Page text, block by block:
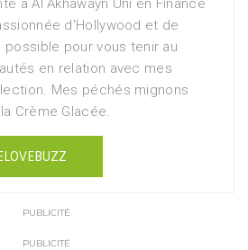
d'Hollywood et de
possible pour vous tenir au
en relation avec mes
Mes péchés mignons
Crème Glacée.
PUBLICITÉ
PUBLICITÉ